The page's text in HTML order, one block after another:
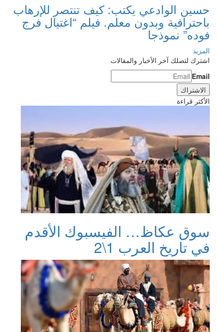
حسين الوادعي يكتب: كيف تنتصر للإرهاب
باحترافية وبدون معلم. فيلم “اغتيال فرج
فوده” نموذجا
المزيد
اشترك لتصلك آخر الأخبار والمقالات
Email
الأكثر قراءة
سوق عكاظ… الفيسبوك الأقدم
في تاريخ العرب 1\2